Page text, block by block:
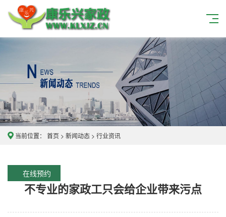
当前位置： 首页 > 新闻动态 > 行业资讯
在线预约
不专业的家政工只会给企业带来污点